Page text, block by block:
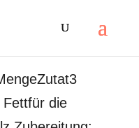
Fettfür die